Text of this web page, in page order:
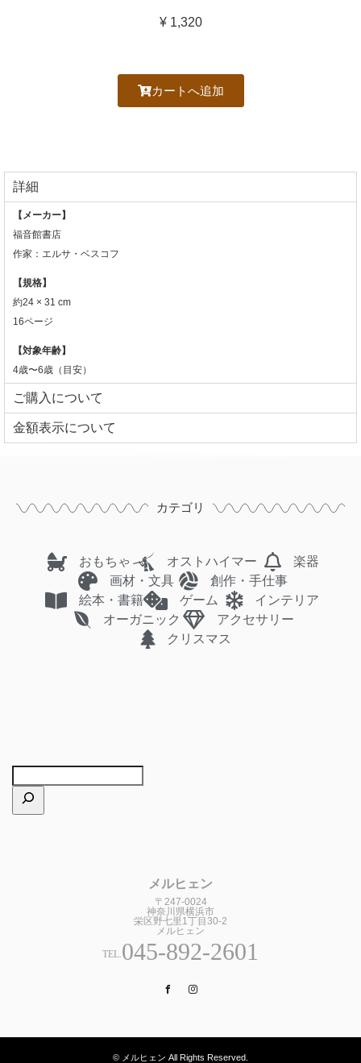
¥ 1,320
カートへ追加
詳細
【メーカー】
福音館書店
作家：エルサ・ベスコフ
【規格】
約24 × 31 cm
16ページ
【対象年齢】
4歳〜6歳（目安）
ご購入について
⾦額表⽰について
カテゴリ
おもちゃ オストハイマー
楽器
画材・文具
創作・手仕事
絵本・書籍
ゲーム
インテリア
オーガニック
アクセサリー
クリスマス
メルヒェン
〒247-0024
神奈川県横浜市
栄区野七里1丁目30-2
メルヒェン
TEL.045-892-2601
Facebook
© メルヒェン All Rights Reserved.